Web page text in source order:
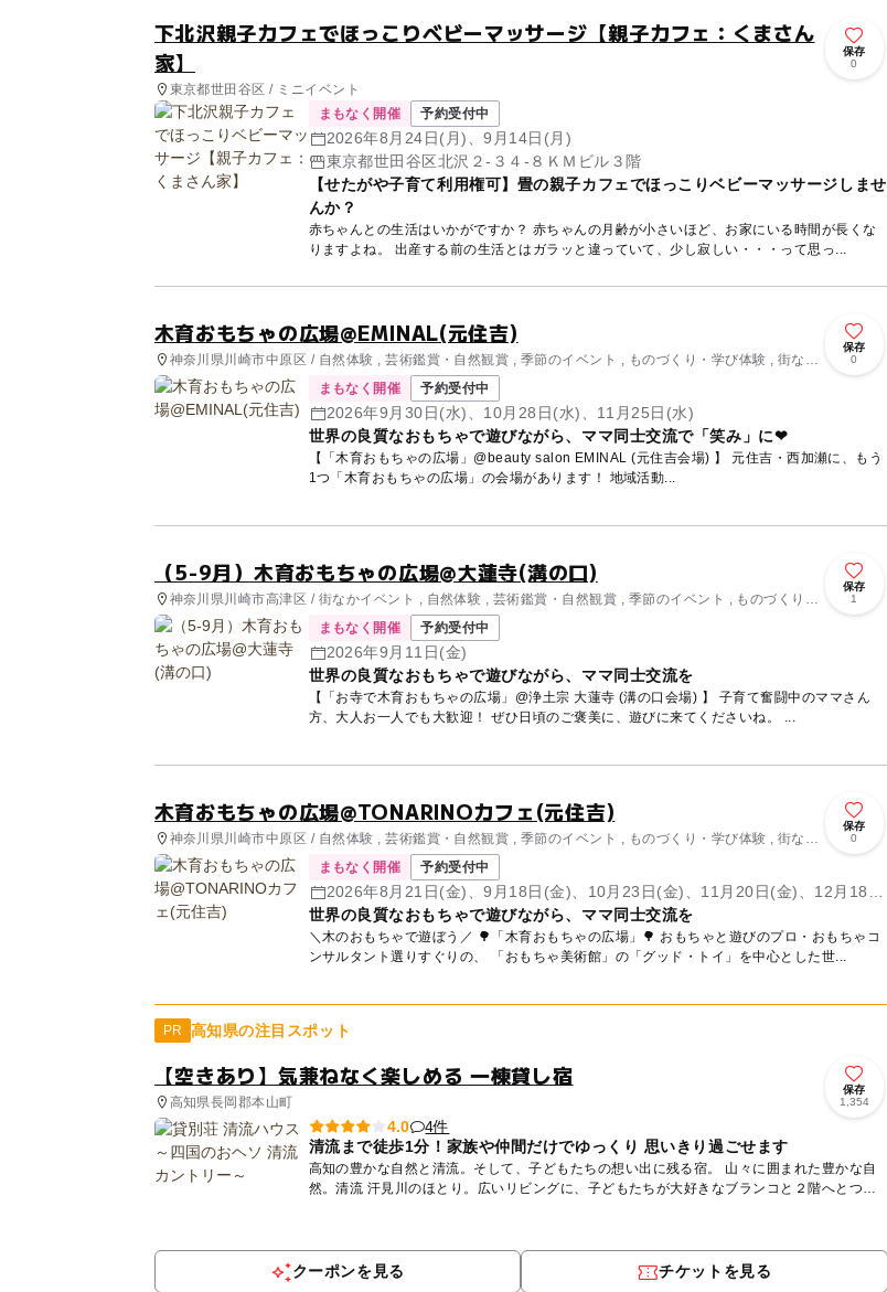
下北沢親子カフェでほっこりベビーマッサージ【親子カフェ：くまさん
家】
東京都世田谷区 / ミニイベント
保存
0
まもなく開催 予約受付中
2026年8月24日(月)、9月14日(月)
東京都世田谷区北沢２-３４-８ＫＭビル３階
【せたがや子育て利用権可】畳の親子カフェでほっこりベビーマッサージしませ
んか？
赤ちゃんとの生活はいかがですか？ 赤ちゃんの月齢が小さいほど、お家にいる時間が長くな
りますよね。 出産する前の生活とはガラッと違っていて、少し寂しい・・・って思っ...
木育おもちゃの広場@EMINAL(元住吉)
神奈川県川崎市中原区 / 自然体験 , 芸術鑑賞・自然観賞 , 季節のイベント , ものづくり・学び体験 , 街なか
イベント
保存
0
まもなく開催 予約受付中
2026年9月30日(水)、10月28日(水)、11月25日(水)
世界の良質なおもちゃで遊びながら、ママ同士交流で「笑み」に❤
【「木育おもちゃの広場」@beauty salon EMINAL (元住吉会場) 】 元住吉・西加瀬に、もう
1つ「木育おもちゃの広場」の会場があります！ 地域活動...
（5-9月）木育おもちゃの広場@大蓮寺(溝の口)
神奈川県川崎市高津区 / 街なかイベント , 自然体験 , 芸術鑑賞・自然観賞 , 季節のイベント , ものづくり・
学び体験
保存
1
まもなく開催 予約受付中
2026年9月11日(金)
世界の良質なおもちゃで遊びながら、ママ同士交流を
【「お寺で木育おもちゃの広場」@浄土宗 大蓮寺 (溝の口会場) 】 子育て奮闘中のママさん
方、大人お一人でも大歓迎！ ぜひ日頃のご褒美に、遊びに来てくださいね。 ...
木育おもちゃの広場@TONARINOカフェ(元住吉)
神奈川県川崎市中原区 / 自然体験 , 芸術鑑賞・自然観賞 , 季節のイベント , ものづくり・学び体験 , 街なか
イベント , ミニイベント
保存
0
まもなく開催 予約受付中
2026年8月21日(金)、9月18日(金)、10月23日(金)、11月20日(金)、12月18日
(金)
世界の良質なおもちゃで遊びながら、ママ同士交流を
＼木のおもちゃで遊ぼう／ 🌳「木育おもちゃの広場」🌳 おもちゃと遊びのプロ・おもちゃコ
ンサルタント選りすぐりの、 「おもちゃ美術館」の「グッド・トイ」を中心とした世...
PR 高知県の注目スポット
【空きあり】気兼ねなく楽しめる 一棟貸し宿
高知県長岡郡本山町
保存
1,354
4.0
4件
清流まで徒歩1分！家族や仲間だけでゆっくり 思いきり過ごせます
高知の豊かな自然と清流。そして、子どもたちの想い出に残る宿。 山々に囲まれた豊かな自
然。清流 汗見川のほとり。広いリビングに、子どもたちが大好きなブランコと２階へとつ
クーポンを見る チケットを見る